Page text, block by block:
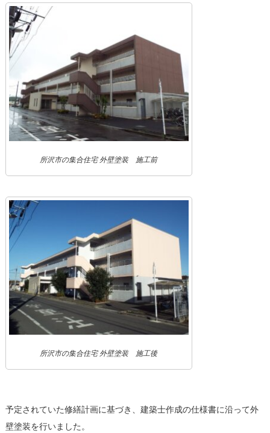
所沢市の集合住宅 外壁塗装 施工前
所沢市の集合住宅 外壁塗装 施工後
予定されていた修繕計画に基づき、建築士作成の仕様書に沿って外
壁塗装を行いました。